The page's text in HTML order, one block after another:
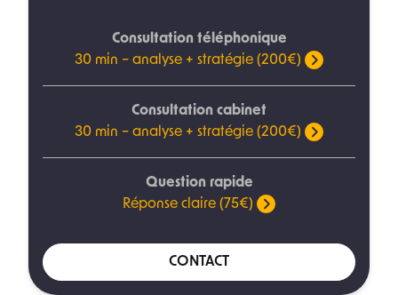
Consultation téléphonique
30 min – analyse + stratégie (200€)
Consultation cabinet
30 min – analyse + stratégie (200€)
Question rapide
Réponse claire (75€)
CONTACT